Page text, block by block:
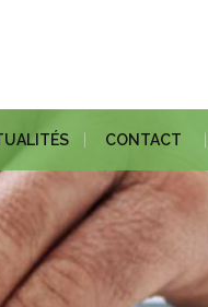
CONTACT